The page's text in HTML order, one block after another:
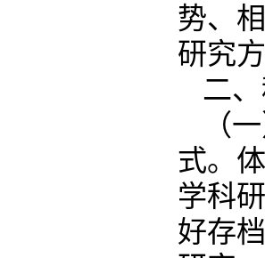
势、
研究
二
（
式。
学科
好存